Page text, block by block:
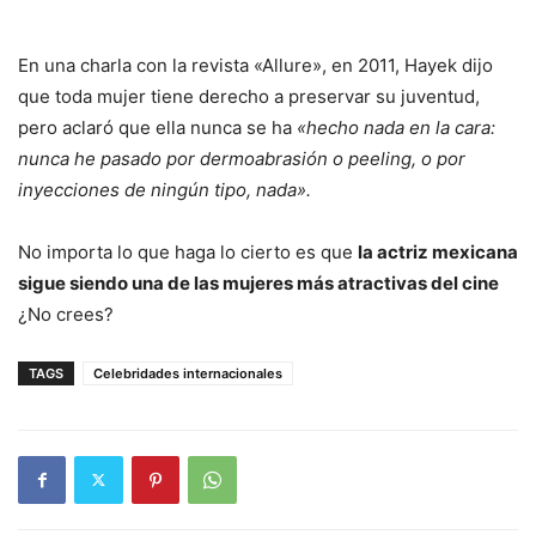
En una charla con la revista «Allure», en 2011, Hayek dijo
que toda mujer tiene derecho a preservar su juventud,
pero aclaró que ella nunca se ha «hecho nada en la cara:
nunca he pasado por dermoabrasión o peeling, o por
inyecciones de ningún tipo, nada».
No importa lo que haga lo cierto es que la actriz mexicana
sigue siendo una de las mujeres más atractivas del cine
¿No crees?
TAGS Celebridades internacionales